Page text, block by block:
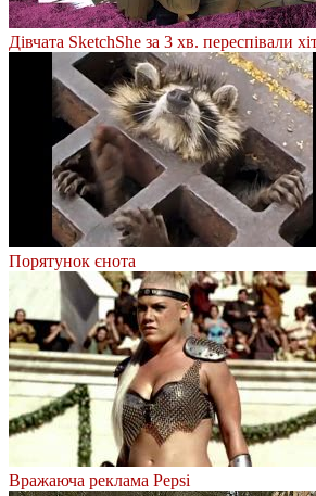
Дівчата SketchShe за 3 хв. переспівали
Порятунок єнота
Вражаюча реклама Pepsi